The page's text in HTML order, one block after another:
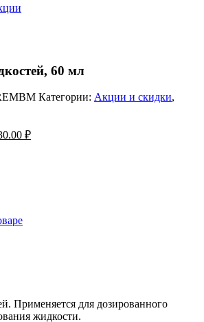
60 мл
Категории: Акции и скидки,
₽
Применяется для дозированного
жидкости.